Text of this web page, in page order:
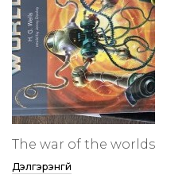
The war of the worlds
Дэлгэрэнгүй